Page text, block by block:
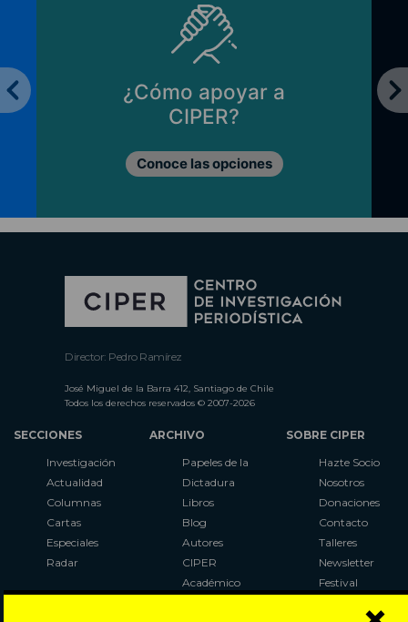
¿Cómo apoyar a
CIPER?
Conoce las opciones
Director: Pedro Ramírez
José Miguel de la Barra 412, Santiago de Chile
Todos los derechos reservados © 2007-2026
SECCIONES
Investigación
Actualidad
Columnas
Cartas
Especiales
Radar
ARCHIVO
Papeles de la
Dictadura
Libros
Blog
Autores
CIPER
Académico
SOBRE CIPER
Hazte Socio
Nosotros
Donaciones
Contacto
Talleres
Newsletter
Festival